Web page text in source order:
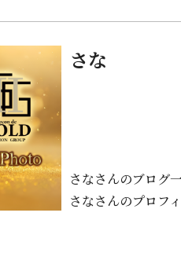
さな
さなさんのブログ
さなさんのプロフ